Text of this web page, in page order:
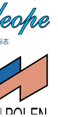
志